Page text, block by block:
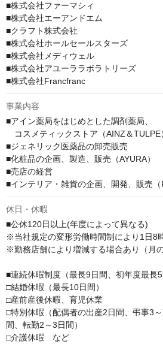
■株式会社ファーマシィ
■株式会社エーアンドエム
■クラフト株式会社
■株式会社ホールセールスターズ
■株式会社メディウェル
■株式会社アユーララボラトリーズ
■株式会社Francfranc
事業内容
■アイン薬局をはじめとした調剤薬局、
コスメティックストア（AINZ＆TULPE
■ジェネリック医薬品の卸売販売
■化粧品の企画、製造、販売（AYURA）
■売店の経営
■インテリア・雑貨の企画、開発、販売
休日・休暇
■公休120日以上(年度によって異なる)
※当社規定の変形労働時間制により1日8
※勤務店舗により増減する場合あり（月
■連続休暇制度（最長9日間、初年度最長5
□結婚休暇（最長10日間）
□産前産後休暇、育児休業
□特別休暇（配偶者の出産2日間、弔事3
間、転勤2～3日間）
□介護休暇　など